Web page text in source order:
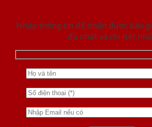
Nhập thông tin để nhận được báo
đủ nhất và chi tiết